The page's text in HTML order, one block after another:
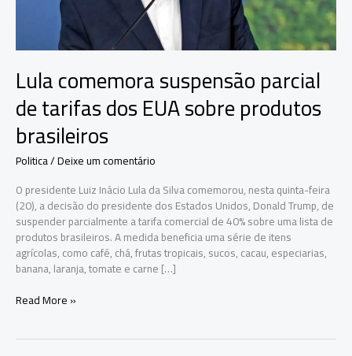
Lula comemora suspensão parcial
de tarifas dos EUA sobre produtos
brasileiros
Politica/Deixe um comentário
O presidente Luiz Inácio Lula da Silva comemorou, nesta quinta-feira
(20), a decisão do presidente dos Estados Unidos, Donald Trump, de
suspender parcialmente a tarifa comercial de 40% sobre uma lista de
produtos brasileiros. A medida beneficia uma série de itens
agrícolas, como café, chá, frutas tropicais, sucos, cacau, especiarias,
banana, laranja, tomate e carne […]
Lula
Read More »